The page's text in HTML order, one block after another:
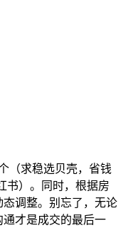
（求稳选贝壳，省钱
书）。同时，根据房
调整。别忘了，无论
才是成交的最后一